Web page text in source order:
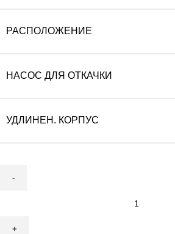
РАСПОЛОЖЕНИЕ
НАСОС ДЛЯ ОТКАЧКИ
УДЛИНЕН. КОРПУС
КИТ-4-